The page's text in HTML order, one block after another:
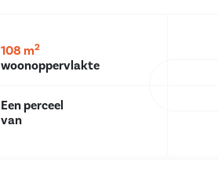
108 m2
woonoppervlakte
Een perceel
van